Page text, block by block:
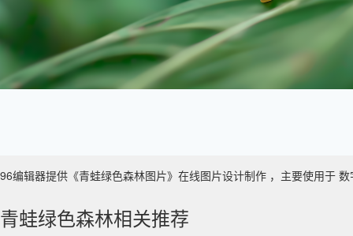
96编辑器提供《青蛙绿色森林图片》在线图片设计制作 ，主要使用于
青蛙绿色森林相关推荐